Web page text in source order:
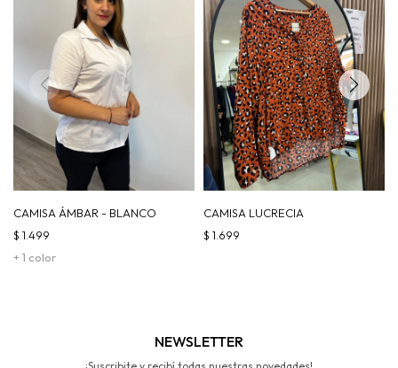
CAMISA ÁMBAR - BLANCO
+ 1 color
$ 1.499
CAMISA LUCRECIA
$ 1.699
NEWSLETTER